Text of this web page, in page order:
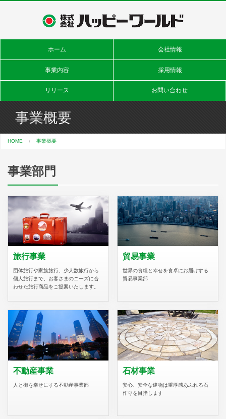
ホーム 会社情報
事業内容 採用情報
リリース お問い合わせ
事業概要
HOME 事業概要
事業部門
旅行事業
団体旅行や家族旅行、少人数旅行から
個人旅行まで、お客さまのニーズに合
わせた旅行商品をご提案いたします。
貿易事業
世界の食糧と幸せを食卓にお届けする
貿易事業部
不動産事業
人と街を幸せにする不動産事業部
石材事業
安心、安全な建物は重厚感あふれる石
作りを目指します